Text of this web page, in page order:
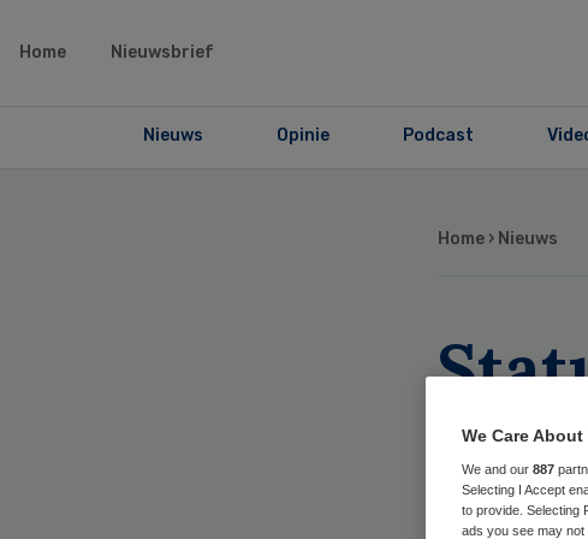
Home Nieuwsbrief
Nieuws Opinie Podcast
Home › Nieuws
We Care
We and our 887
Selecting I Accept
to provide. Selecting
ads you see may